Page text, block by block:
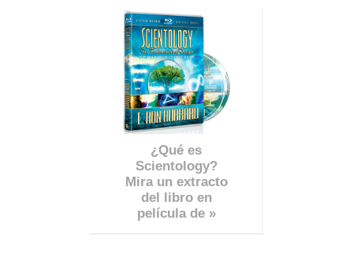
¿Qué es
Scientology?
Mira un extracto
del libro en
película de »